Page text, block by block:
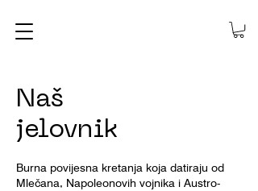
Naš
jelovnik
Burna povijesna kretanja koja datiraju od
Mlečana, Napoleonovih vojnika i Austro-